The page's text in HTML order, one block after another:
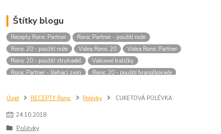
Štítky blogu
Recepty Ronic Partner
Ronic Partner - použití nože
Ronic 20 - použití nože
Videa Ronic 20
Videa Ronic Partner
Ronic 20 - použití struhadel
Vakuové baličky
Ronic Partner - šlehací zvon
Ronic 20 - použití hranolkovače
Úvod RECEPTY Ronic Polévky CUKETOVÁ POLÉVKA
24.10.2018
Polévky